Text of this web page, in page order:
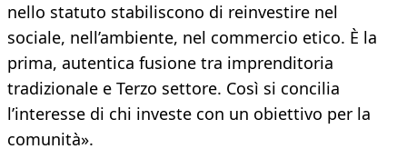
nello statuto stabiliscono di reinvestire nel
sociale, nell’ambiente, nel commercio etico. È la
prima, autentica fusione tra imprenditoria
tradizionale e Terzo settore. Così si concilia
l’interesse di chi investe con un obiettivo per la
comunità».